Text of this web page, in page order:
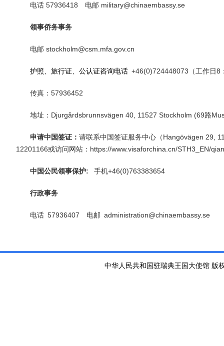
电话 57936418 电邮 military@chinaembassy.se
领事侨务事务
电邮 stockholm@csm.mfa.gov.cn
护照、旅行证、公认证咨询电话 +46(0)724448073 （工作日8
传真： 57936452
地址： Djurgårdsbrunnsvägen 40, 11527 Stockholm (69路
申请中国签证： 请联系中国签证服务中心（Hangövägen 29,
12201166或访问网站：https://www.visaforchina.cn/STH3_EN/
中国公民领事保护: 手机+46(0)763383654
行政事务
电话 57936407 电邮 administration@chinaembassy.se
中华人民共和国驻瑞典王国大使馆 版